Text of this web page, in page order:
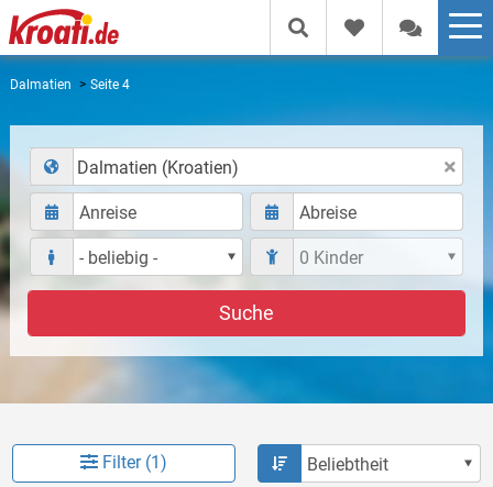
Dalmatien Seite 4
Dalmatien (Kroatien)
Suche
Filter (1)